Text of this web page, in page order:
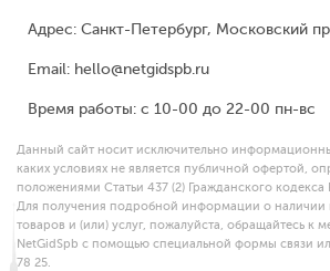
Адрес: Санкт-Петербург, Московский
Email: hello@netgidspb.ru
Время работы: с 10-00 до 22-00 пн-вс
Данный сайт носит исключительно
каких условиях не является публичной офертой,
положениями Статьи 437 (2) Гражданского
Для получения подробной информации о наличии
товаров и (или) услуг, пожалуйста, обращайтесь к
NetGidSpb с помощью специальной формы связи
78 25.